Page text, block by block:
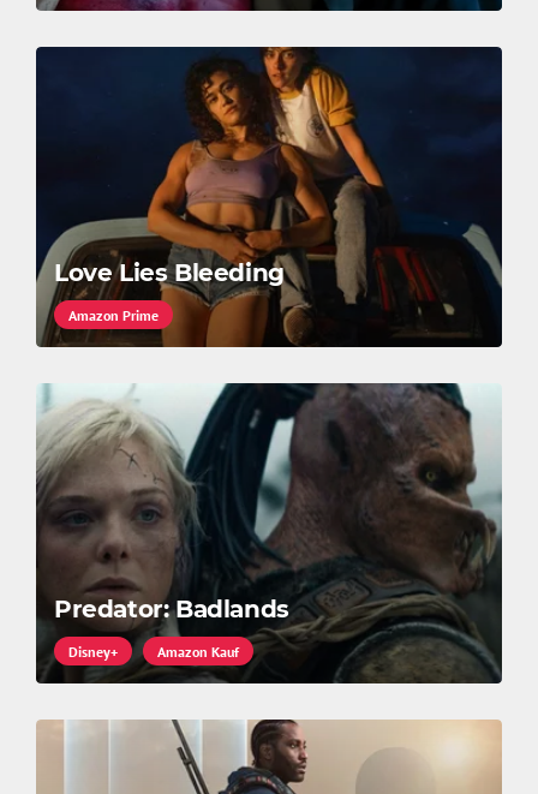
Love Lies Bleeding
Amazon Prime
Predator: Badlands
Disney+ Amazon Kauf